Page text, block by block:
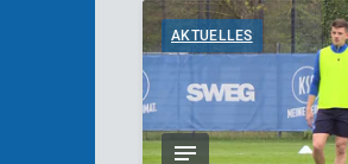
AKTUELLES